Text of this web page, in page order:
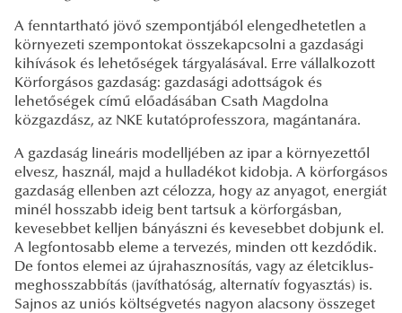
A fenntartható jövő szempontjából elengedhetetlen a
környezeti szempontokat összekapcsolni a gazdasági
kihívások és lehetőségek tárgyalásával. Erre vállalkozott
Körforgásos gazdaság: gazdasági adottságok és
lehetőségek című előadásában Csath Magdolna
közgazdász, az NKE kutatóprofesszora, magántanára.
A gazdaság lineáris modelljében az ipar a környezettől
elvesz, használ, majd a hulladékot kidobja. A körforgásos
gazdaság ellenben azt célozza, hogy az anyagot, energiát
minél hosszabb ideig bent tartsuk a körforgásban,
kevesebbet kelljen bányászni és kevesebbet dobjunk el.
A legfontosabb eleme a tervezés, minden ott kezdődik.
De fontos elemei az újrahasznosítás, vagy az életciklus-
meghosszabbítás (javíthatóság, alternatív fogyasztás) is.
Sajnos az uniós költségvetés nagyon alacsony összeget